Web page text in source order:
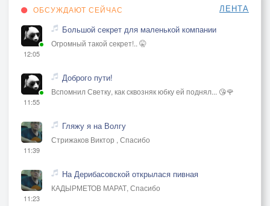
ОБСУЖДАЮТ СЕЙЧАС ЛЕНТА
12:05
Большой секрет для маленькой компании
Огромный такой секрет!.. 🤫
11:55
Доброго пути!
Вспомнил Светку, как сквозняк юбку ей поднял... 😘🌹
11:39
Гляжу я на Волгу
Стрижаков Виктор , Спасибо
11:23
На Дерибасовской открылася пивная
КАДЫРМЕТОВ МАРАТ, Спасибо